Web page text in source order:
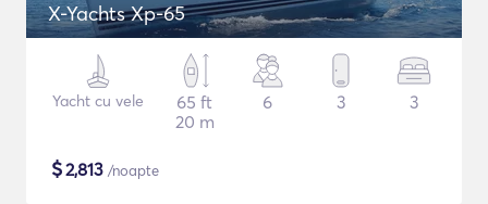
X-Yachts Xp-65
Yacht cu vele
65 ft
20 m
6 3 3
$2,813 /noapte